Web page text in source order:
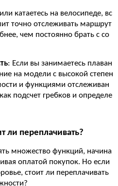
катаетесь на велосипеде, вс
точно отслеживать маршрут
чем постоянно брать с со
: Если вы занимаетесь плаван
на модели с высокой степен
и функциями отслеживан
подсчет гребков и определе
ли переплачивать?
множество функций, начина
оплатой покупок. Но если
стоит ли переплачивать